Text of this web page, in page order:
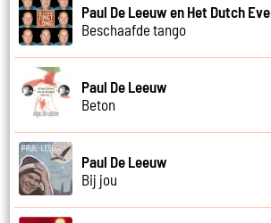
Paul De Leeuw en Het Dutch
Beschaafde tango
Paul De Leeuw
Beton
Paul De Leeuw
Bij jou